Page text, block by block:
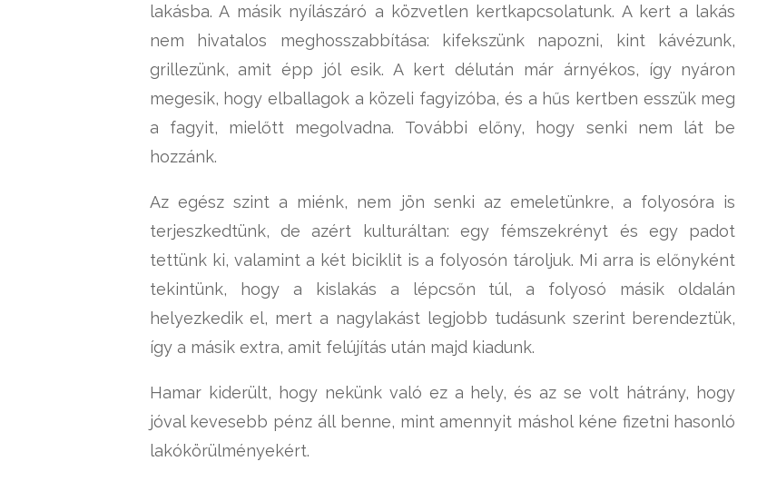
lakásba. A másik nyílászáró a közvetlen kertkapcsolatunk. A kert a lakás
nem hivatalos meghosszabbítása: kifekszünk napozni, kint kávézunk,
grillezünk, amit épp jól esik. A kert délután már árnyékos, így nyáron
megesik, hogy elballagok a közeli fagyizóba, és a hűs kertben esszük meg
a fagyit, mielőtt megolvadna. További előny, hogy senki nem lát be
hozzánk.
Az egész szint a miénk, nem jön senki az emeletünkre, a folyosóra is
terjeszkedtünk, de azért kulturáltan: egy fémszekrényt és egy padot
tettünk ki, valamint a két biciklit is a folyosón tároljuk. Mi arra is előnyként
tekintünk, hogy a kislakás a lépcsőn túl, a folyosó másik oldalán
helyezkedik el, mert a nagylakást legjobb tudásunk szerint berendeztük,
így a másik extra, amit felújítás után majd kiadunk.
Hamar kiderült, hogy nekünk való ez a hely, és az se volt hátrány, hogy
jóval kevesebb pénz áll benne, mint amennyit máshol kéne fizetni hasonló
lakókörülményekért.